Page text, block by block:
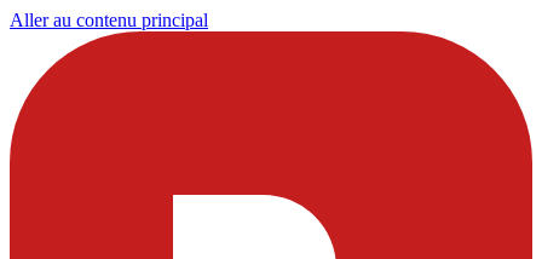
Aller au contenu principal